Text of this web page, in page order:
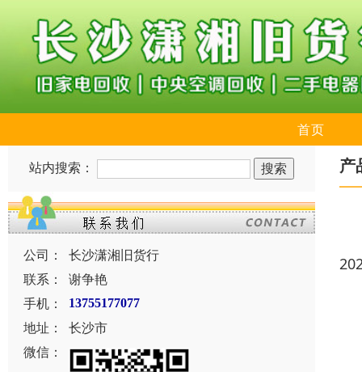
首页
站内搜索：
公司：
长沙潇湘旧货行
联系：
谢争艳
手机：
13755177077
地址：
长沙市
微信：
产